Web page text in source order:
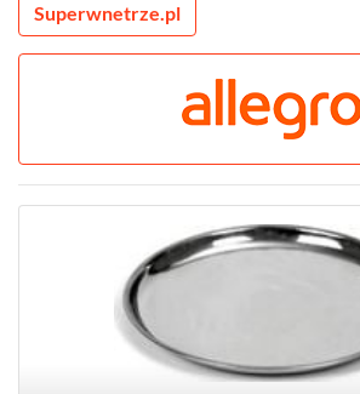
Superwnetrze.pl